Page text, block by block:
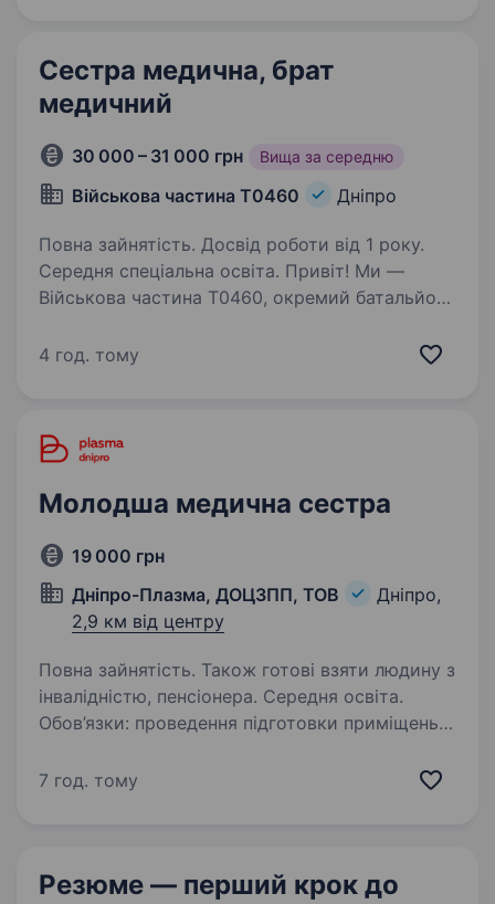
Сестра медична, брат
медичний
30 000 – 31 000 грн Вища за середню
Військова частина Т0460 Дніпро
Повна зайнятість. Досвід роботи від 1 року.
Середня спеціальна освіта. Привіт! Ми —
Військова частина Т0460, окремий батальйон
наших співгромадян безпечнішим, очищаючи
4 год. тому
Молодша медична сестра
19 000 грн
Дніпро-Плазма, ДОЦЗПП, ТОВ
Дніпро,
2,9 км від центру
Повна зайнятість. Також готові взяти людину з
інвалідністю, пенсіонера. Середня освіта.
Обов’язки: проведення підготовки приміщень
медичної деонтології контроль за санітарно-
7 год. тому
Резюме — перший крок до